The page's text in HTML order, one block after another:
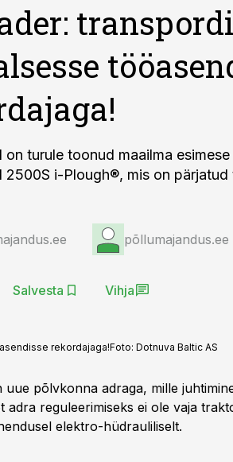
on turule toonud maailma
2500S i-Plough®, mis on
põllumajandus.ee
Salvesta Vihja
rekordajaga!Foto: Dotnuva Baltic AS
uue põlvkonna adraga, mille
adra reguleerimiseks ei ole vaja
elektro-hüdrauliliselt.